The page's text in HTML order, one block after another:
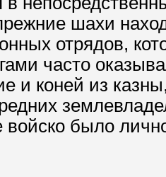
шахи
отрядов,
часто
и коней из
войско было